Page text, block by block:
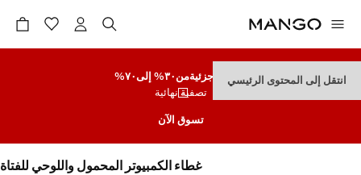
انتقل إلى المحتوى الرئيسيتنزيلات جزئيةمن٣٠% إلى٧٠%
تصفية نهائية
تسوق الآن
غطاء الكمبيوتر المحمول واللوحي للفتاة